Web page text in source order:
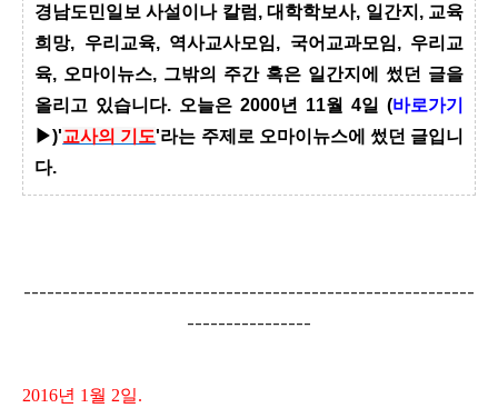
경남도민일보 사설이나 칼럼, 대학학보사, 일간지, 교육
희망, 우리교육, 역사교사모임, 국어교과모임, 우리교
육, 오마이뉴스, 그밖의 주간 혹은 일간지에 썼던 글을
올리고 있습니다. 오늘은 2000년 11월 4일 (바로가기
▶)'교사의 기도'라는 주제로 오마이뉴스에 썼던 글입니
다.
----------------------------------------------------------
----------------
2016년 1월 2일.